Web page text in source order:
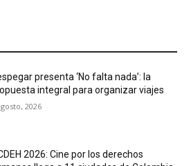
presenta ‘No falta nada’: la
integral para organizar viajes
2026
2026: Cine por los derechos